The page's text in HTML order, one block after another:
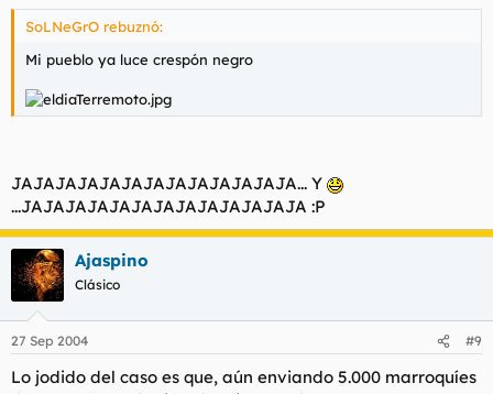
SoLNeGrO rebuznó:
Mi pueblo ya luce crespón negro
JAJAJAJAJAJAJAJAJAJAJAJAJA... Y
...JAJAJAJAJAJAJAJAJAJAJAJAJA :P
Ajaspino
Clásico
27 Sep 2004 #9
Lo jodido del caso es que, aún enviando 5.000 marroquíes